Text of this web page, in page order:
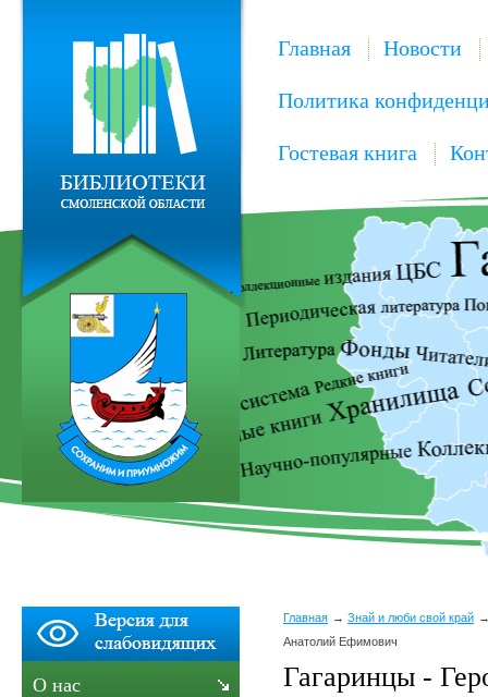
Главная Новости
Политика
Гостевая книга
Главная
Знай и люби свой край
Анатолий Ефимович
Гагаринцы -
О нас